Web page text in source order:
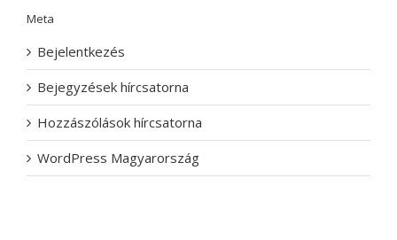
Meta
Bejelentkezés
Bejegyzések hírcsatorna
Hozzászólások hírcsatorna
WordPress Magyarország